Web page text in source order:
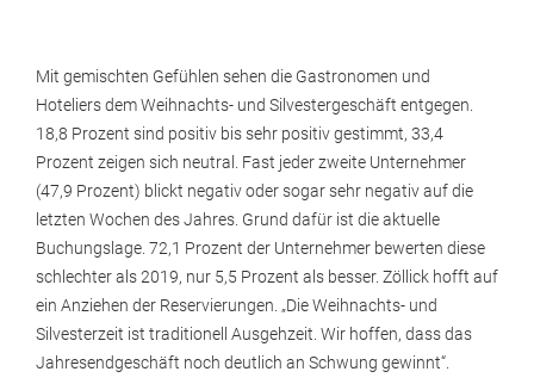
Mit gemischten Gefühlen sehen die Gastronomen und
Hoteliers dem Weihnachts- und Silvestergeschäft entgegen.
18,8 Prozent sind positiv bis sehr positiv gestimmt, 33,4
Prozent zeigen sich neutral. Fast jeder zweite Unternehmer
(47,9 Prozent) blickt negativ oder sogar sehr negativ auf die
letzten Wochen des Jahres. Grund dafür ist die aktuelle
Buchungslage. 72,1 Prozent der Unternehmer bewerten diese
schlechter als 2019, nur 5,5 Prozent als besser. Zöllick hofft auf
ein Anziehen der Reservierungen. „Die Weihnachts- und
Silvesterzeit ist traditionell Ausgehzeit. Wir hoffen, dass das
Jahresendgeschäft noch deutlich an Schwung gewinnt“.